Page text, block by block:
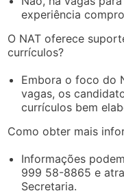
experiência
O NAT oferece
currículos?
Embora o foco do
vagas, os
currículos bem
Como obter mais
Informações
999 58-8865 e
Secretaria.